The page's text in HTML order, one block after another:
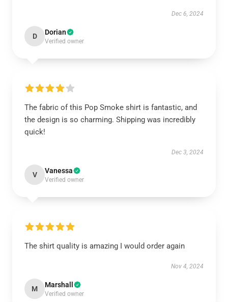
Dec 6, 2024
D Dorian
Verified owner
The fabric of this Pop Smoke shirt is fantastic, and
the design is so charming. Shipping was incredibly
quick!
Dec 3, 2024
V Vanessa
Verified owner
The shirt quality is amazing I would order again
Nov 4, 2024
M Marshall
Verified owner